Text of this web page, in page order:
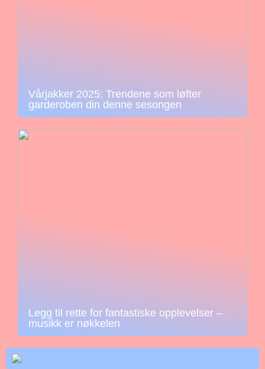
Vårjakker 2025: Trendene som løfter
garderoben din denne sesongen
Legg til rette for fantastiske opplevelser –
musikk er nøkkelen